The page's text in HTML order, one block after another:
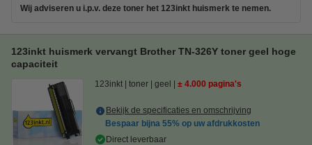
Wij adviseren u i.p.v. deze toner het 123inkt huismerk te nemen.
123inkt huismerk vervangt Brother TN-326Y toner geel hoge
capaciteit
123inkt toner geel ± 4.000 pagina's
Bekijk de specificaties en omschrijving
Bespaar bijna 55% op uw afdrukkosten
Direct leverbaar